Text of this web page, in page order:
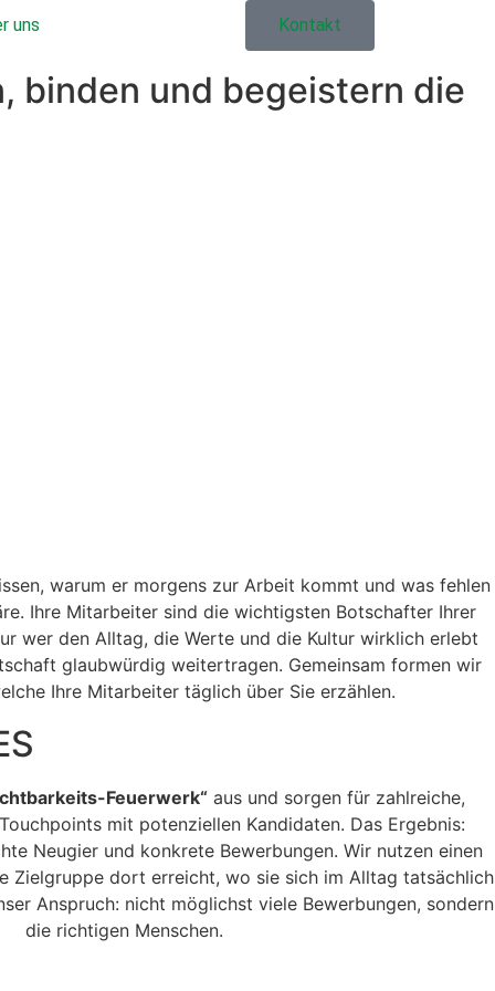
uns Kontakt
binden und begeistern die
warum er mor­gens zur Arbeit kommt und was fehlen
Ihre Mitar­beit­er sind die wichtig­sten Botschafter Ihrer
wer den All­t­ag, die Werte und die Kul­tur wirk­lich erlebt
glaub­würdig weit­er­tra­gen. Gemein­sam for­men wir
Ihre Mitar­beit­er täglich über Sie erzählen.
Feuer­w­erk“ aus und sor­gen für zahlre­iche,
mit poten­ziellen Kan­di­dat­en. Das Ergeb­nis:
Neugi­er und konkrete Bewer­bun­gen. Wir nutzen einen
Ziel­gruppe dort erre­icht, wo sie sich im All­t­ag tat­säch­lich
Anspruch: nicht möglichst viele Bewer­bun­gen, son­dern
die richti­gen Men­schen.